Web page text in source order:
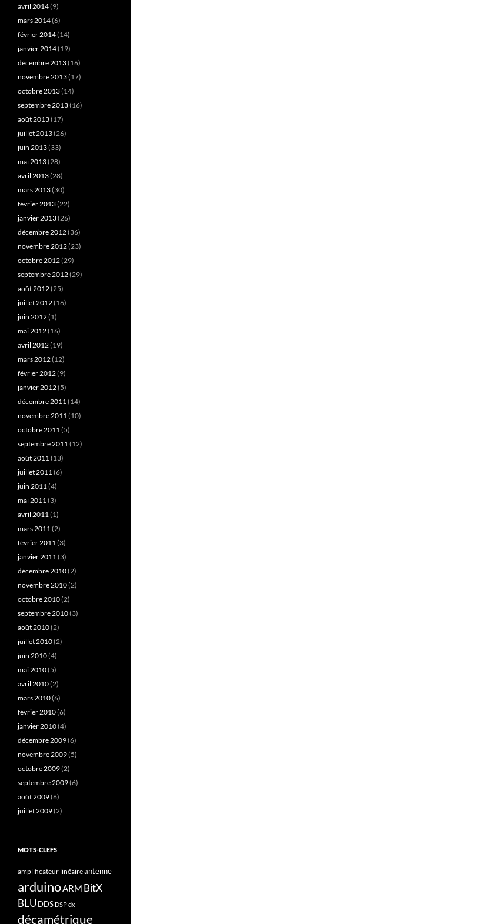
avril 2014(9)
mars 2014(6)
février 2014(14)
janvier 2014(19)
décembre 2013(16)
novembre 2013(17)
octobre 2013(14)
septembre 2013(16)
août 2013(17)
juillet 2013(26)
juin 2013(33)
mai 2013(28)
avril 2013(28)
mars 2013(30)
février 2013(22)
janvier 2013(26)
décembre 2012(36)
novembre 2012(23)
octobre 2012(29)
septembre 2012(29)
août 2012(25)
juillet 2012(16)
juin 2012(1)
mai 2012(16)
avril 2012(19)
mars 2012(12)
février 2012(9)
janvier 2012(5)
décembre 2011(14)
novembre 2011(10)
octobre 2011(5)
septembre 2011(12)
août 2011(13)
juillet 2011(6)
juin 2011(4)
mai 2011(3)
avril 2011(1)
mars 2011(2)
février 2011(3)
janvier 2011(3)
décembre 2010(2)
novembre 2010(2)
octobre 2010(2)
septembre 2010(3)
août 2010(2)
juillet 2010(2)
juin 2010(4)
mai 2010(5)
avril 2010(2)
mars 2010(6)
février 2010(6)
janvier 2010(4)
décembre 2009(6)
novembre 2009(5)
octobre 2009(2)
septembre 2009(6)
août 2009(6)
juillet 2009(2)
MOTS-CLEFS
amplificateur linéaireantenne
arduinoARM BitX
BLU DDS DSPdx
décamétrique